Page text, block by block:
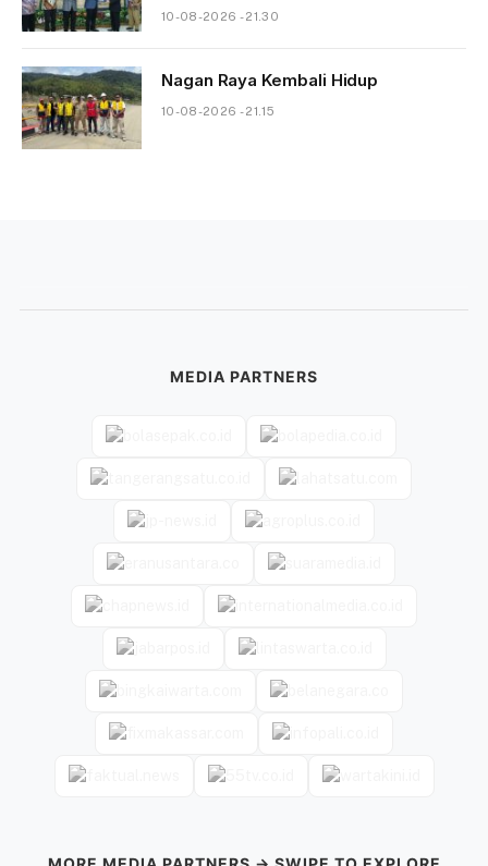
10-08-2026 - 21.30
Nagan Raya Kembali Hidup
10-08-2026 - 21.15
MEDIA PARTNERS